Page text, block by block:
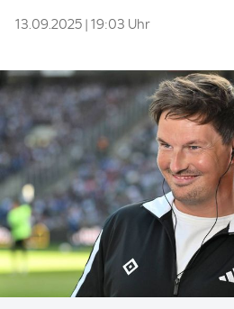
13.09.2025 | 19:03 Uhr